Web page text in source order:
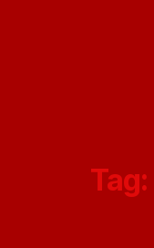
Tag: